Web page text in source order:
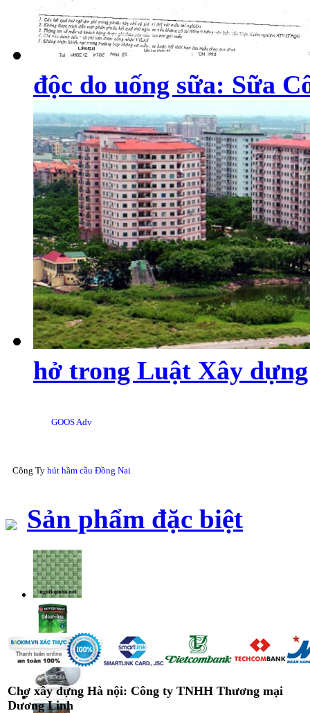
độc do uống sữa: Sữa
hở trong Luật Xây dựng
GOOS Adv
Công Ty hút hầm cầu Đồng Nai
Sản phẩm đặc biệt
Chợ xây dựng Hà nội: Công ty TNHH Thương mại
Dương Linh